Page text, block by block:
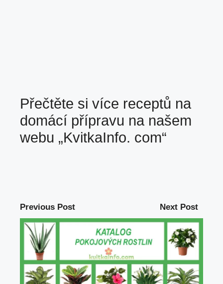
Přečtěte si více receptů na
domácí přípravu na našem
webu „KvitkaInfo. com“
Previous Post Next Post